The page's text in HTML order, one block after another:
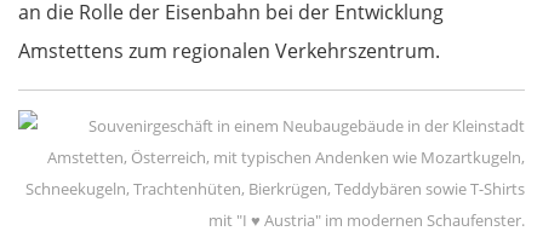
an die Rolle der Eisenbahn bei der Entwicklung
Amstettens zum regionalen Verkehrszentrum.